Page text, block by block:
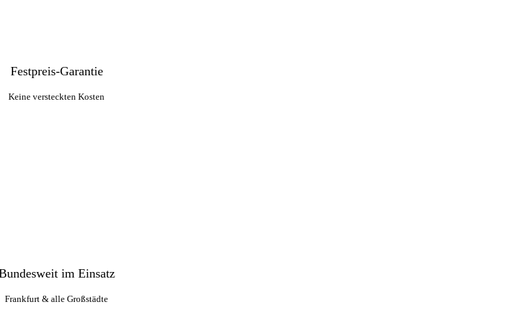
Festpreis-Garantie
Keine versteckten Kosten
im Einsatz
Frankfurt & alle Großstädte